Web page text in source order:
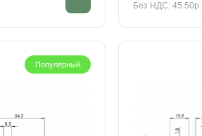
Без НДС: 45.50р.
Популярный